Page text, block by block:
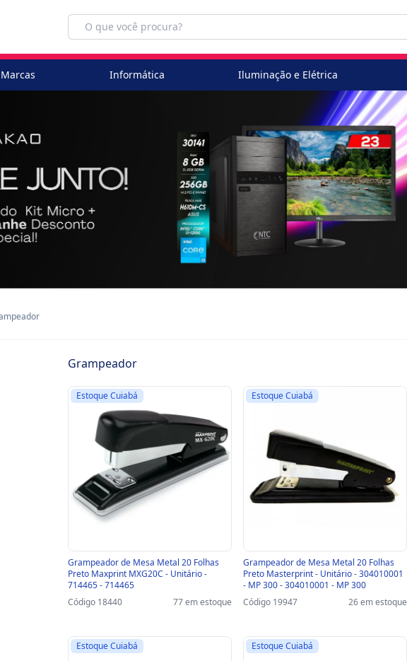
Marcas Informática Iluminação e Elétrica
Grampeador
Estoque Cuiabá
Grampeador de Mesa Metal 20 Folhas
Preto Maxprint MXG20C - Unitário -
714465 - 714465
Código 18440
77 em estoque
Estoque Cuiabá
Grampeador de Mesa Metal 20 Folhas
Preto Masterprint - Unitário - 304010001
- MP 300 - 304010001 - MP 300
Código 19947
26 em estoque
Estoque Cuiabá Estoque Cuiabá